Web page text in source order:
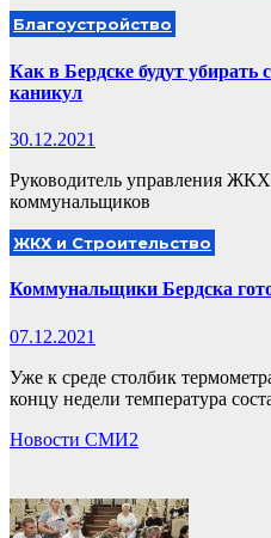
Благоустройство
Как в Бердске будут убирать
каникул
30.12.2021
Руководитель управления ЖКХ
коммунальщиков
ЖКХ и Строительство
Коммунальщики Бердска
07.12.2021
Уже к среде столбик
концу недели температура
Новости СМИ2